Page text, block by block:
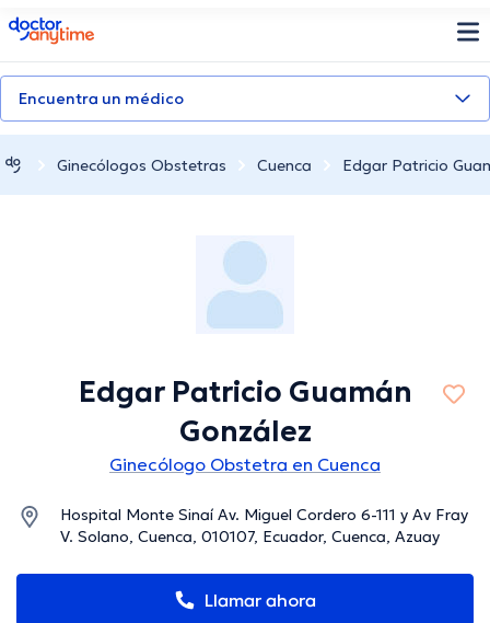
doctoranytime
Encuentra un médico
Ginecólogos Obstetras Cuenca Edgar Patricio
Edgar Patricio Guamán
González
Ginecólogo Obstetra en Cuenca
Hospital Monte Sinaí Av. Miguel Cordero 6-111 y Av Fray
V. Solano, Cuenca, 010107, Ecuador, Cuenca, Azuay
Llamar ahora